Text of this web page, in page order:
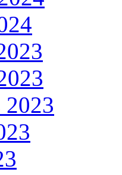
2023